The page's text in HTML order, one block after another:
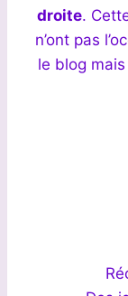
droite.
n’ont pas
le blog